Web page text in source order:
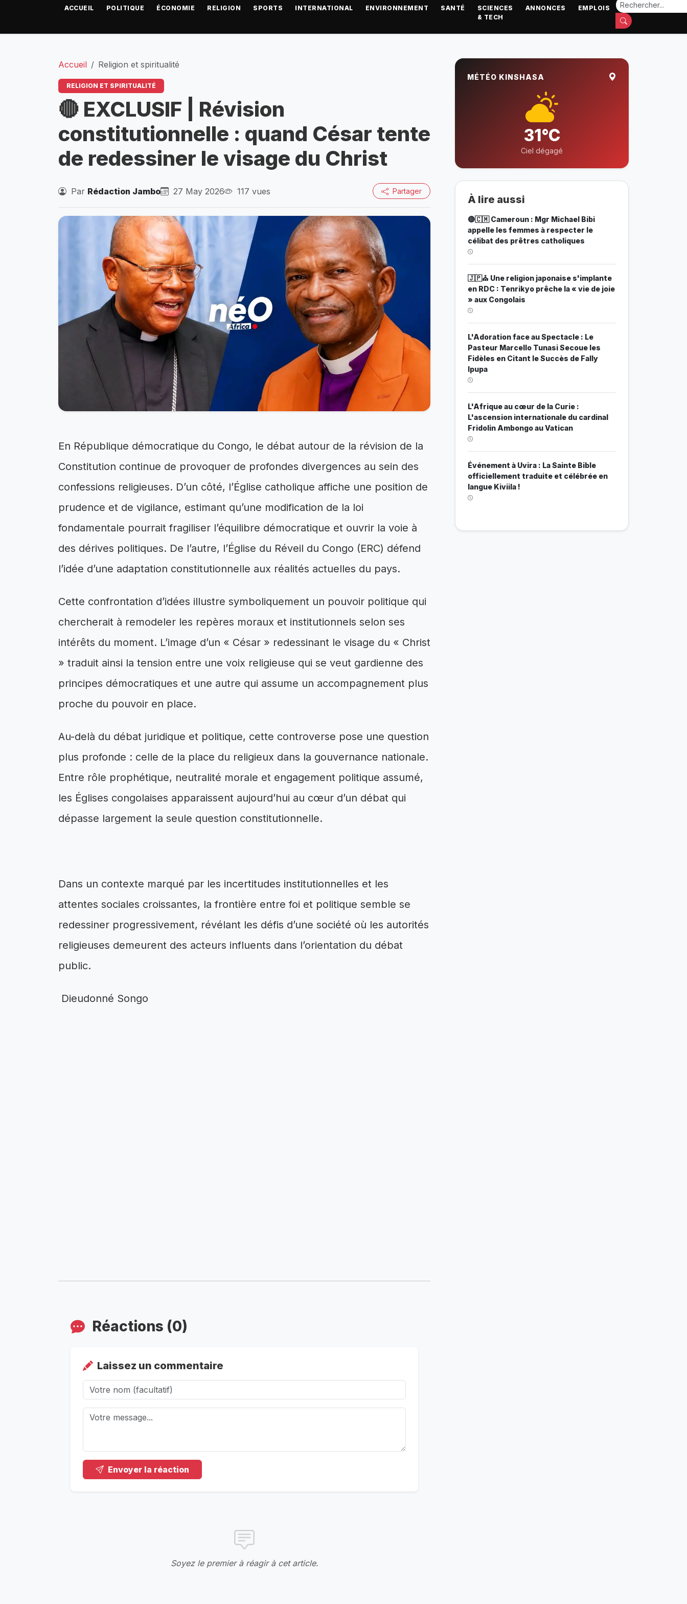
ACCUEIL POLITIQUE ÉCONOMIE RELIGION SPORTS INTERNATIONAL ENVIRONNEMENT SANTÉ
SCIENCES
& TECH
ANNONCES EMPLOIS
Accueil Religion et spiritualité
RELIGION ET SPIRITUALITÉ
🔴 EXCLUSIF | Révision
constitutionnelle : quand César tente
de redessiner le visage du Christ
Par Rédaction Jambo 27 May 2026 117 vues Partager
En République démocratique du Congo, le débat autour de la révision de la
Constitution continue de provoquer de profondes divergences au sein des
confessions religieuses. D’un côté, l’Église catholique affiche une position de
prudence et de vigilance, estimant qu’une modification de la loi
fondamentale pourrait fragiliser l’équilibre démocratique et ouvrir la voie à
des dérives politiques. De l’autre, l’Église du Réveil du Congo (ERC) défend
l’idée d’une adaptation constitutionnelle aux réalités actuelles du pays.
Cette confrontation d’idées illustre symboliquement un pouvoir politique qui
chercherait à remodeler les repères moraux et institutionnels selon ses
intérêts du moment. L’image d’un « César » redessinant le visage du « Christ
» traduit ainsi la tension entre une voix religieuse qui se veut gardienne des
principes démocratiques et une autre qui assume un accompagnement plus
proche du pouvoir en place.
Au-delà du débat juridique et politique, cette controverse pose une question
plus profonde : celle de la place du religieux dans la gouvernance nationale.
Entre rôle prophétique, neutralité morale et engagement politique assumé,
les Églises congolaises apparaissent aujourd’hui au cœur d’un débat qui
dépasse largement la seule question constitutionnelle.
Dans un contexte marqué par les incertitudes institutionnelles et les
attentes sociales croissantes, la frontière entre foi et politique semble se
redessiner progressivement, révélant les défis d’une société où les autorités
religieuses demeurent des acteurs influents dans l’orientation du débat
public.
Dieudonné Songo
Réactions (0)
Laissez un commentaire
Envoyer la réaction
Soyez le premier à réagir à cet article.
MÉTÉO KINSHASA
31°C
Ciel dégagé
À lire aussi
🔴🇨🇲 Cameroun : Mgr Michael Bibi
appelle les femmes à respecter le
célibat des prêtres catholiques
🇯🇵⛪ Une religion japonaise s'implante
en RDC : Tenrikyo prêche la « vie de joie
» aux Congolais
L'Adoration face au Spectacle : Le
Pasteur Marcello Tunasi Secoue les
Fidèles en Citant le Succès de Fally
Ipupa
L'Afrique au cœur de la Curie :
L'ascension internationale du cardinal
Fridolin Ambongo au Vatican
Événement à Uvira : La Sainte Bible
officiellement traduite et célébrée en
langue Kiviila !